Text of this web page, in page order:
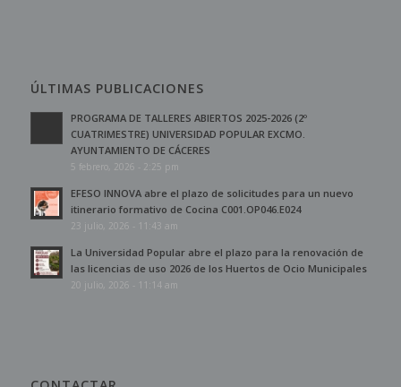
ÚLTIMAS PUBLICACIONES
PROGRAMA DE TALLERES ABIERTOS 2025-2026 (2º
CUATRIMESTRE) UNIVERSIDAD POPULAR EXCMO.
AYUNTAMIENTO DE CÁCERES
5 febrero, 2026 - 2:25 pm
EFESO INNOVA abre el plazo de solicitudes para un nuevo
itinerario formativo de Cocina C001.OP046.E024
23 julio, 2026 - 11:43 am
La Universidad Popular abre el plazo para la renovación de
las licencias de uso 2026 de los Huertos de Ocio Municipales
20 julio, 2026 - 11:14 am